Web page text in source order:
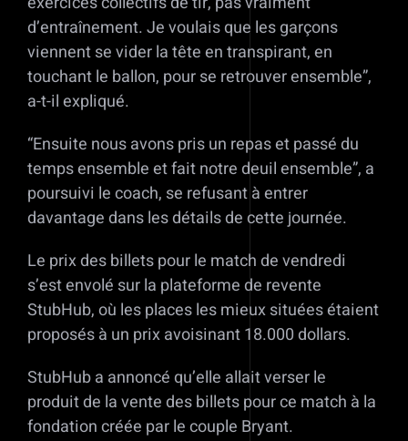
d’entraînement. Je voulais que les garçons
viennent se vider la tête en transpirant, en
touchant le ballon, pour se retrouver ensemble”,
a-t-il expliqué.
“Ensuite nous avons pris un repas et passé du
temps ensemble et fait notre deuil ensemble”, a
poursuivi le coach, se refusant à entrer
davantage dans les détails de cette journée.
Le prix des billets pour le match de vendredi
s’est envolé sur la plateforme de revente
StubHub, où les places les mieux situées étaient
proposés à un prix avoisinant 18.000 dollars.
StubHub a annoncé qu’elle allait verser le
produit de la vente des billets pour ce match à la
fondation créée par le couple Bryant.